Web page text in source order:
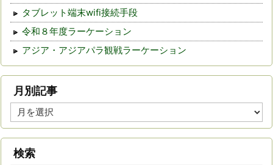
タブレット端末wifi接続手段
令和８年度ラーケーション
アジア・アジアパラ観戦ラーケーション
月別記事
月
別
記
検索